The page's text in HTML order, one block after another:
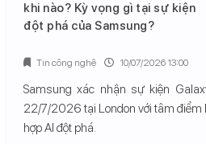
khi nào? Kỳ vọng gì tại sự kiện
đột phá của Samsung?
Samsung xác nhận sự kiện
22/7/2026 tại London với tâm điểm
hợp AI đột phá.
Tin công nghệ 10/07/2026 13:00